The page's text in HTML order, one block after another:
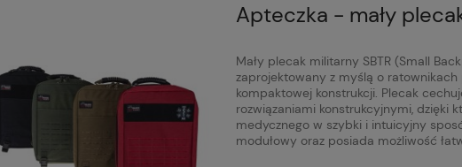
Apteczka - mały
Mały plecak militarny SBTR (Small
zaprojektowany z myślą o
kompaktowej konstrukcji. Plecak
rozwiązaniami konstrukcyjnymi, dzięki
medycznego w szybki i intuicyjny
modułowy oraz posiada możliwość